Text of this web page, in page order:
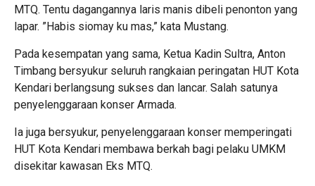
MTQ. Tentu dagangannya laris manis dibeli penonton yang
lapar. ”Habis siomay ku mas,” kata Mustang.
Pada kesempatan yang sama, Ketua Kadin Sultra, Anton
Timbang bersyukur seluruh rangkaian peringatan HUT Kota
Kendari berlangsung sukses dan lancar. Salah satunya
penyelenggaraan konser Armada.
Ia juga bersyukur, penyelenggaraan konser memperingati
HUT Kota Kendari membawa berkah bagi pelaku UMKM
disekitar kawasan Eks MTQ.